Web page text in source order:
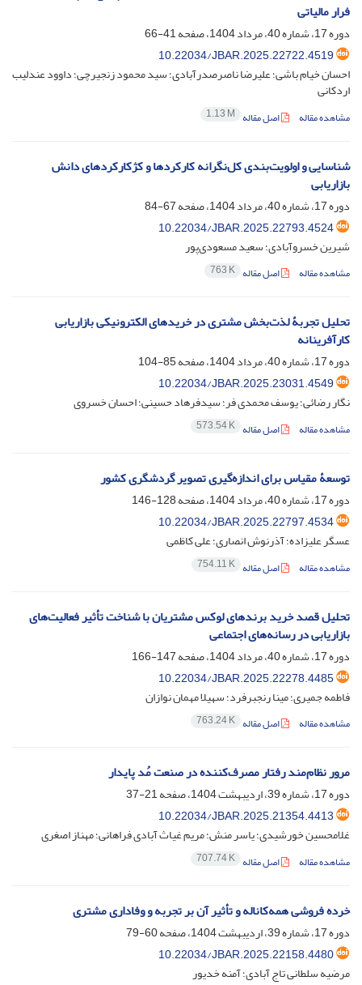
فرار مالیاتی
دوره 17، شماره 40، مرداد 1404، صفحه
41-66
10.22034/JBAR.2025.22722.4519
احسان خیام باشی؛ علیرضا ناصرصدرآبادی؛ سید محمود زنجیرچی؛ داوود عندلیب
اردکانی
مشاهده مقاله اصل مقاله 1.13 M
شناسایی و اولویت‌بندی کل‌نگرانه کارکردها و کژکارکردهای دانش
بازاریابی
دوره 17، شماره 40، مرداد 1404، صفحه
67-84
10.22034/JBAR.2025.22793.4524
شیرین خسروآبادی؛ سعید مسعودی‌پور
مشاهده مقاله اصل مقاله 763 K
تحلیل تجربۀ لذت‌بخش مشتری در خریدهای الکترونیکی بازاریابی
کارآفرینانه
دوره 17، شماره 40، مرداد 1404، صفحه
85-104
10.22034/JBAR.2025.23031.4549
نگار رضائی؛ یوسف محمدی فر؛ سیدفرهاد حسینی؛ احسان خسروی
مشاهده مقاله اصل مقاله 573.54 K
توسعۀ مقیاس برای اندازه‌گیری تصویر گردشگری کشور
دوره 17، شماره 40، مرداد 1404، صفحه
128-146
10.22034/JBAR.2025.22797.4534
عسگر علیزاده؛ آذرنوش انصاری؛ علی کاظمی
مشاهده مقاله اصل مقاله 754.11 K
تحلیل قصد خرید برندهای لوکس مشتریان با شناخت تأثیر فعالیت‌های
بازاریابی در رسانه‌های اجتماعی
دوره 17، شماره 40، مرداد 1404، صفحه
147-166
10.22034/JBAR.2025.22278.4485
فاطمه جمیری؛ مینا رنجبرفرد؛ سهیلا مهمان نوازان
مشاهده مقاله اصل مقاله 763.24 K
مرور نظام‌مند رفتار مصرف‌کننده در صنعت مُد پایدار
دوره 17، شماره 39، اردیبهشت 1404، صفحه
21-37
10.22034/JBAR.2025.21354.4413
غلامحسین خورشیدی؛ یاسر منش؛ مریم غیاث آبادی فراهانی؛ مهناز اصغری
مشاهده مقاله اصل مقاله 707.74 K
خرده فروشی همه‌کاناله و تأثیر آن بر تجربه و وفاداری مشتری
دوره 17، شماره 39، اردیبهشت 1404، صفحه
60-79
10.22034/JBAR.2025.22158.4480
مرضیه سلطانی تاج آبادی؛ آمنه خدیور